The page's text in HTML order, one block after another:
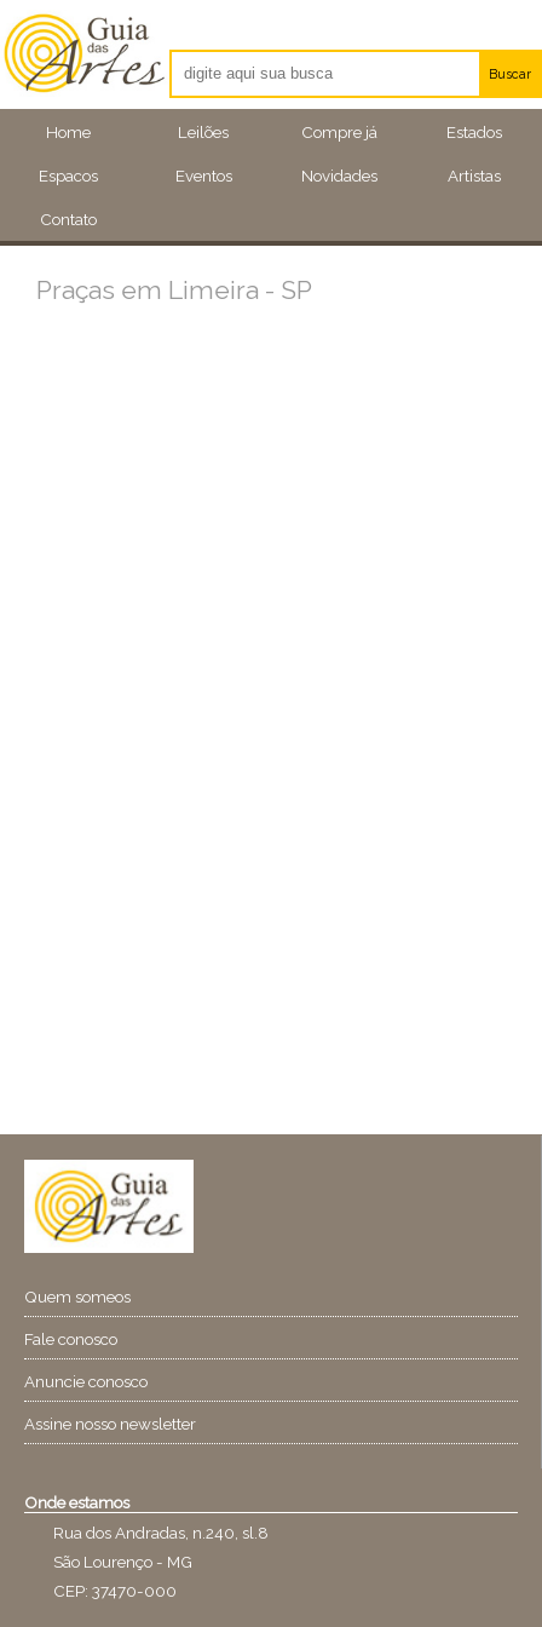
Home Leilões Compre já Estados
Espacos Eventos Novidades Artistas
Contato
Buscar
Artistas
Eventos
Praças em Limeira - SP
Quem someos
Fale conosco
Anuncie conosco
Assine nosso newsletter
Onde estamos
Rua dos Andradas, n.240, sl.8
São Lourenço - MG
CEP: 37470-000